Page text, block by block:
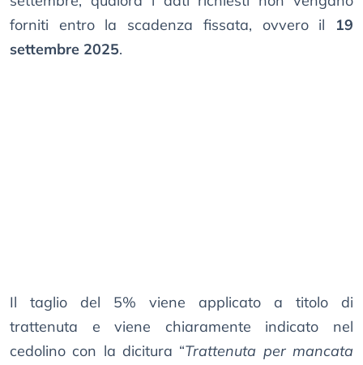
forniti entro la scadenza fissata, ovvero il 19
settembre 2025.
Il taglio del 5% viene applicato a titolo di
trattenuta e viene chiaramente indicato nel
cedolino con la dicitura “Trattenuta per mancata